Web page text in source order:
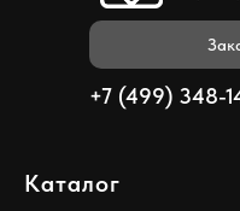
+7 (499) 348-
Каталог